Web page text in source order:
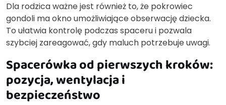
Dla rodzica ważne jest również to, że pokrowiec
gondoli ma okno umożliwiające obserwację dziecka.
To ułatwia kontrolę podczas spaceru i pozwala
szybciej zareagować, gdy maluch potrzebuje uwagi.
Spacerówka od pierwszych kroków:
pozycja, wentylacja i
bezpieczeństwo